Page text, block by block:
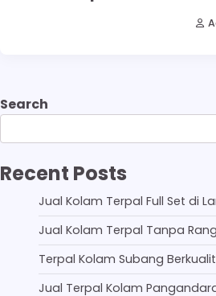
Search
Recent Posts
Jual Kolam Terpal Full Set di
Jual Kolam Terpal Tanpa
Terpal Kolam Subang
Jual Terpal Kolam